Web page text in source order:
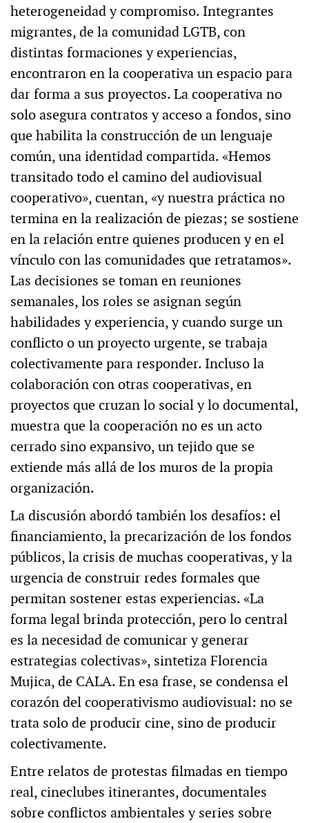
heterogeneidad y compromiso. Integrantes
migrantes, de la comunidad LGTB, con
distintas formaciones y experiencias,
encontraron en la cooperativa un espacio para
dar forma a sus proyectos. La cooperativa no
solo asegura contratos y acceso a fondos, sino
que habilita la construcción de un lenguaje
común, una identidad compartida. «Hemos
transitado todo el camino del audiovisual
cooperativo», cuentan, «y nuestra práctica no
termina en la realización de piezas; se sostiene
en la relación entre quienes producen y en el
vínculo con las comunidades que retratamos».
Las decisiones se toman en reuniones
semanales, los roles se asignan según
habilidades y experiencia, y cuando surge un
conflicto o un proyecto urgente, se trabaja
colectivamente para responder. Incluso la
colaboración con otras cooperativas, en
proyectos que cruzan lo social y lo documental,
muestra que la cooperación no es un acto
cerrado sino expansivo, un tejido que se
extiende más allá de los muros de la propia
organización.
La discusión abordó también los desafíos: el
financiamiento, la precarización de los fondos
públicos, la crisis de muchas cooperativas, y la
urgencia de construir redes formales que
permitan sostener estas experiencias. «La
forma legal brinda protección, pero lo central
es la necesidad de comunicar y generar
estrategias colectivas», sintetiza Florencia
Mujica, de CALA. En esa frase, se condensa el
corazón del cooperativismo audiovisual: no se
trata solo de producir cine, sino de producir
colectivamente.
Entre relatos de protestas filmadas en tiempo
real, cineclubes itinerantes, documentales
sobre conflictos ambientales y series sobre